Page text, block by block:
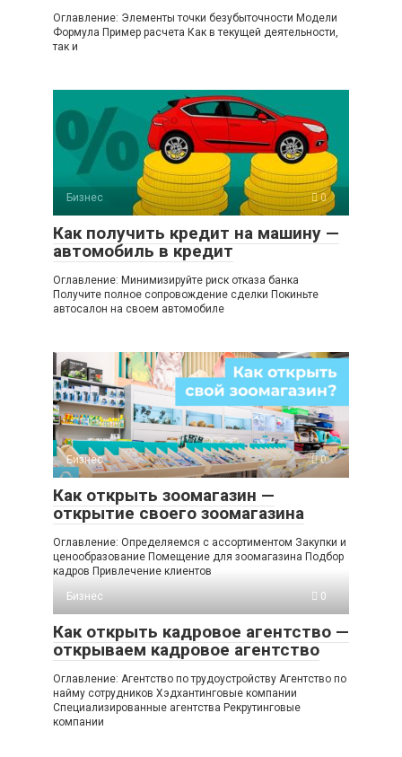
Оглавление: Элементы точки безубыточности Модели
Формула Пример расчета Как в текущей деятельности,
так и
Бизнес 0
Как получить кредит на машину —
автомобиль в кредит
Оглавление: Минимизируйте риск отказа банка
Получите полное сопровождение сделки Покиньте
автосалон на своем автомобиле
Бизнес 0
Как открыть зоомагазин —
открытие своего зоомагазина
Оглавление: Определяемся с ассортиментом Закупки и
ценообразование Помещение для зоомагазина Подбор
кадров Привлечение клиентов
Бизнес
0
Как открыть кадровое агентство —
открываем кадровое агентство
Оглавление: Агентство по трудоустройству Агентство по
найму сотрудников Хэдхантинговые компании
Специализированные агентства Рекрутинговые
компании